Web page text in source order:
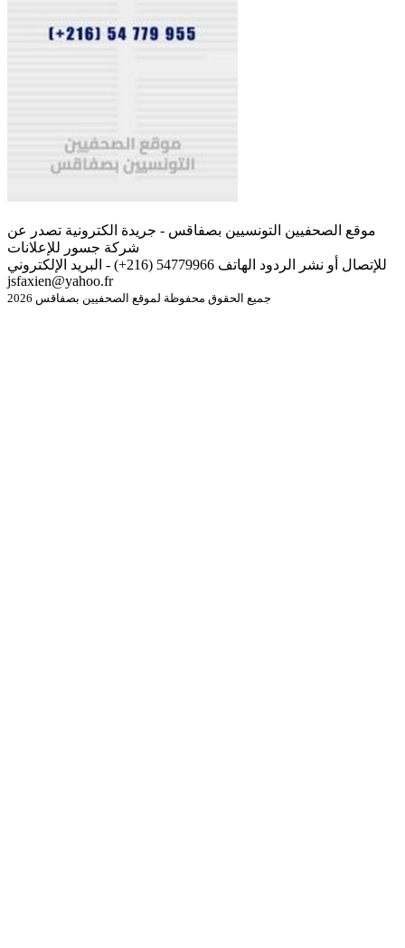
موقع الصحفيين التونسيين بصفاقس - جريدة الكترونية تصدر عن
شركة جسور للإعلانات
للإتصال أو نشر الردود الهاتف 54779966 (216+) - البريد الإلكتروني
jsfaxien@yahoo.fr
جميع الحقوق محفوظة لموقع الصحفيين بصفاقس 2026